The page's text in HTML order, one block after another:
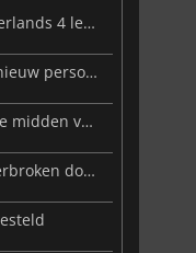
Borderlands: Dead ECHOs maakt Borderlands 4 levendiger
Borderlands 4's eerste DLC voegt een nieuw personage en meer toe
Borderlands 4 onthult 2026 roadmap te midden van Switch 2 port onzekerheid
Borderlands 4 review: schittering onderbroken door bugs